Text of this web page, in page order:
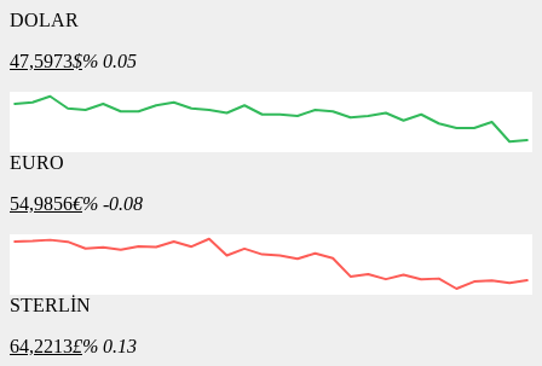
DOLAR
47,5973$% 0.05
EURO
54,9856€% -0.08
STERLİN
64,2213£% 0.13